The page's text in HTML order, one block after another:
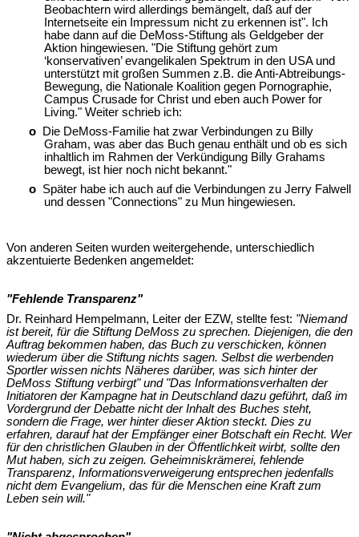
Beobachtern wird allerdings bemängelt, daß auf der
Internetseite ein Impressum nicht zu erkennen ist". Ich
habe dann auf die DeMoss-Stiftung als Geldgeber der
Aktion hingewiesen. "Die Stiftung gehört zum
‘konservativen’ evangelikalen Spektrum in den USA und
unterstützt mit großen Summen z.B. die Anti-Abtreibungs-
Bewegung, die Nationale Koalition gegen Pornographie,
Campus Crusade for Christ und eben auch Power for
Living." Weiter schrieb ich:
o Die DeMoss-Familie hat zwar Verbindungen zu Billy
Graham, was aber das Buch genau enthält und ob es sich
inhaltlich im Rahmen der Verkündigung Billy Grahams
bewegt, ist hier noch nicht bekannt."
o Später habe ich auch auf die Verbindungen zu Jerry Falwell
und dessen "Connections" zu Mun hingewiesen.
Von anderen Seiten wurden weitergehende, unterschiedlich
akzentuierte Bedenken angemeldet:
"Fehlende Transparenz"
Dr. Reinhard Hempelmann, Leiter der EZW, stellte fest: "Niemand
ist bereit, für die Stiftung DeMoss zu sprechen. Diejenigen, die den
Auftrag bekommen haben, das Buch zu verschicken, können
wiederum über die Stiftung nichts sagen. Selbst die werbenden
Sportler wissen nichts Näheres darüber, was sich hinter der
DeMoss Stiftung verbirgt" und "Das Informationsverhalten der
Initiatoren der Kampagne hat in Deutschland dazu geführt, daß im
Vordergrund der Debatte nicht der Inhalt des Buches steht,
sondern die Frage, wer hinter dieser Aktion steckt. Dies zu
erfahren, darauf hat der Empfänger einer Botschaft ein Recht. Wer
für den christlichen Glauben in der Öffentlichkeit wirbt, sollte den
Mut haben, sich zu zeigen. Geheimniskrämerei, fehlende
Transparenz, Informationsverweigerung entsprechen jedenfalls
nicht dem Evangelium, das für die Menschen eine Kraft zum
Leben sein will."